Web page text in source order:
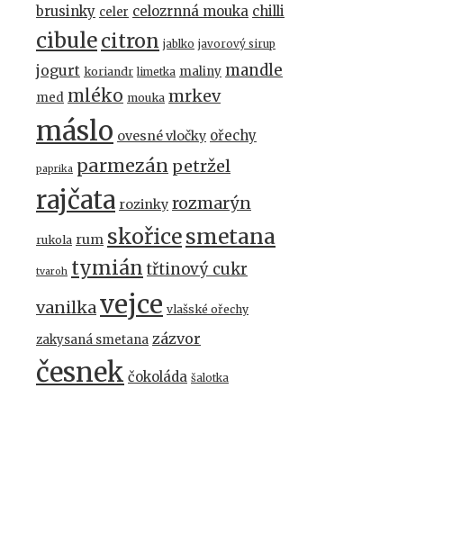
brusinky celer celozrnná mouka chilli
cibulecitron jablko javorový sirup
jogurt koriandr limetka maliny mandle
med mléko mouka mrkev
máslo ovesné vločky ořechy
paprika parmezán petržel
rajčata rozinky rozmarýn
rukola rum skořicesmetana
tvaroh tymián třtinový cukr
vanilkavejce vlašské ořechy
zakysaná smetana zázvor
česnek čokoláda šalotka